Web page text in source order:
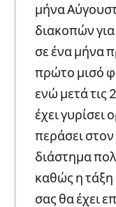
μήνα
διακοπών
σε ένα μήνα
πρώτο μισό
ενώ μετά τις
έχει γυρίσει
περάσει στον
διάστημα
καθώς η τάξη
σας θα έχει